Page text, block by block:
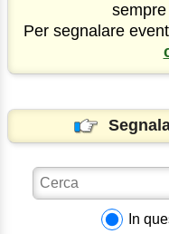
Per segnalare
In